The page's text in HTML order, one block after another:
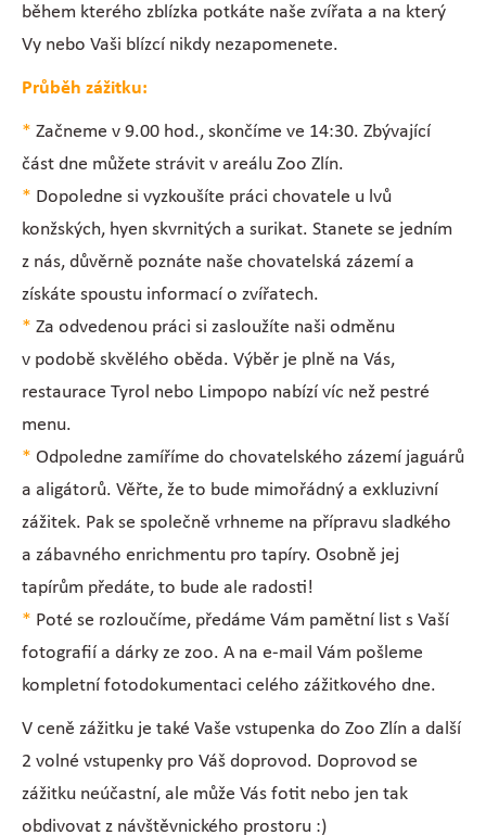
během kterého zblízka potkáte naše zvířata a na který
Vy nebo Vaši blízcí nikdy nezapomenete.
Průběh zážitku:
* Začneme v 9.00 hod., skončíme ve 14:30. Zbývající
část dne můžete strávit v areálu Zoo Zlín.
* Dopoledne si vyzkoušíte práci chovatele u lvů
konžských, hyen skvrnitých a surikat. Stanete se jedním
z nás, důvěrně poznáte naše chovatelská zázemí a
získáte spoustu informací o zvířatech.
* Za odvedenou práci si zasloužíte naši odměnu
v podobě skvělého oběda. Výběr je plně na Vás,
restaurace Tyrol nebo Limpopo nabízí víc než pestré
menu.
* Odpoledne zamíříme do chovatelského zázemí jaguárů
a aligátorů. Věřte, že to bude mimořádný a exkluzivní
zážitek. Pak se společně vrhneme na přípravu sladkého
a zábavného enrichmentu pro tapíry. Osobně jej
tapírům předáte, to bude ale radosti!
* Poté se rozloučíme, předáme Vám pamětní list s Vaší
fotografií a dárky ze zoo. A na e-mail Vám pošleme
kompletní fotodokumentaci celého zážitkového dne.
V ceně zážitku je také Vaše vstupenka do Zoo Zlín a další
2 volné vstupenky pro Váš doprovod. Doprovod se
zážitku neúčastní, ale může Vás fotit nebo jen tak
obdivovat z návštěvnického prostoru :)